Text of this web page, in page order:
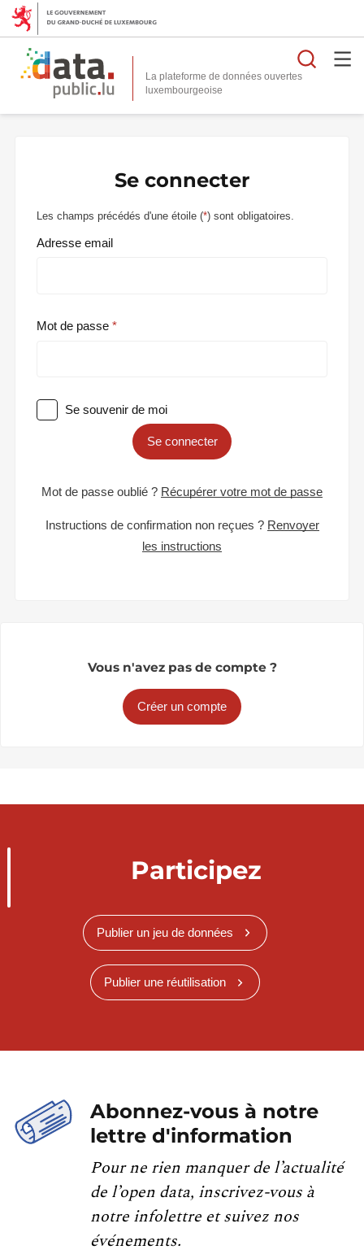
La plateforme de données ouvertes
Se connecter
Les champs précédés d'une étoile (*) sont obligatoires.
Adresse email
Mot de passe
Se souvenir de moi
Se connecter
Mot de passe oublié ? Récupérer votre mot de passe
Instructions de confirmation non reçues ? Renvoyer
les instructions
Vous n'avez pas de compte ?
Créer un compte
Participez
Publier un jeu de données
Publier une réutilisation
Abonnez-vous à notre
lettre d'information
Pour ne rien manquer de l’actualité
de l’open data, inscrivez-vous à
notre infolettre et suivez nos
événements.